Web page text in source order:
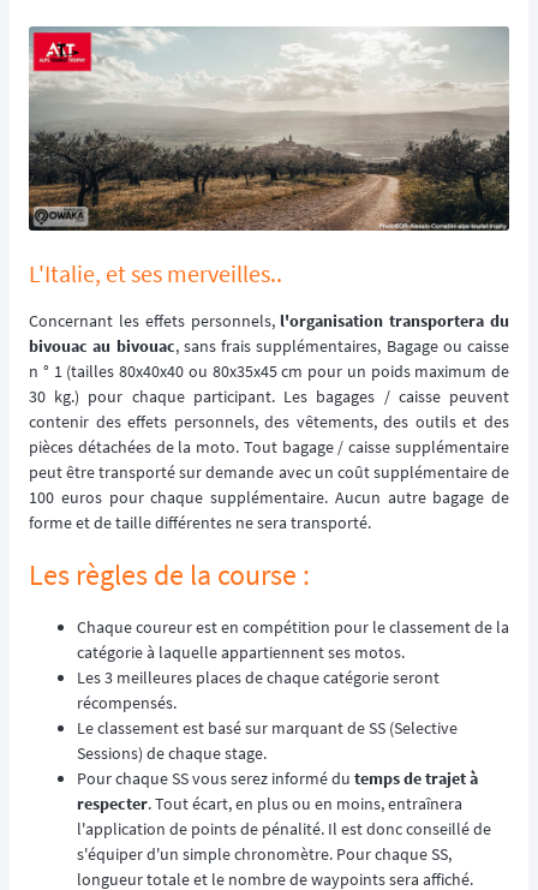
L'Italie, et ses merveilles..
Concernant les effets personnels, l'organisation transportera du
bivouac au bivouac, sans frais supplémentaires, Bagage ou caisse
n ° 1 (tailles 80x40x40 ou 80x35x45 cm pour un poids maximum de
30 kg.) pour chaque participant. Les bagages / caisse peuvent
contenir des effets personnels, des vêtements, des outils et des
pièces détachées de la moto. Tout bagage / caisse supplémentaire
peut être transporté sur demande avec un coût supplémentaire de
100 euros pour chaque supplémentaire. Aucun autre bagage de
forme et de taille différentes ne sera transporté.
Les règles de la course :
Chaque coureur est en compétition pour le classement de la
catégorie à laquelle appartiennent ses motos.
Les 3 meilleures places de chaque catégorie seront
récompensés.
Le classement est basé sur marquant de SS (Selective
Sessions) de chaque stage.
Pour chaque SS vous serez informé du temps de trajet à
respecter. Tout écart, en plus ou en moins, entraînera
l'application de points de pénalité. Il est donc conseillé de
s'équiper d'un simple chronomètre. Pour chaque SS,
longueur totale et le nombre de waypoints sera affiché.